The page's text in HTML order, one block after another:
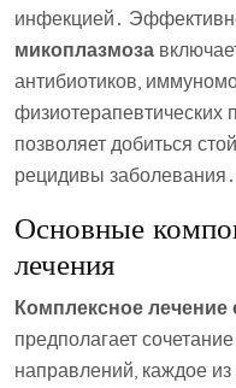
инфекцией․
микоплазмоза
антибиотиков,
физиотерапевтических
позволяет добиться
рецидивы заболевания․
Основные
лечения
Комплексное лечение
предполагает
направлений, каждое